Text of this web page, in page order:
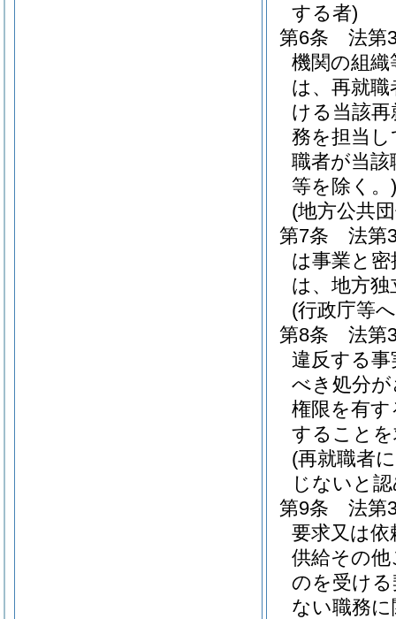
する者)
第6条
法第
機関の組
は、再就
ける当該
務を担当
職者が当
等を除く。)
(地方公共
第7条
法第
は事業と
は、地方
(行政庁等
第8条
法第
違反する
べき処分
権限を有
すること
(再就職者
じないと
第9条
法第
要求又は
供給その
のを受け
ない職務